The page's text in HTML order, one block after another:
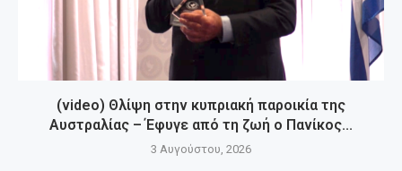
(video) Θλίψη στην κυπριακή παροικία της
Αυστραλίας – Έφυγε από τη ζωή ο Πανίκος...
3 Αυγούστου, 2026